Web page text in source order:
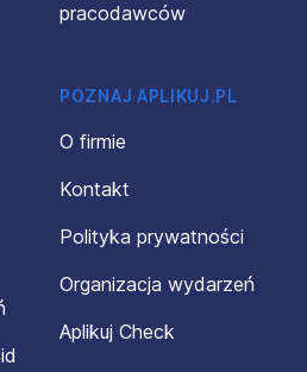
pracodawców
POZNAJ APLIKUJ.PL
O firmie
Kontakt
Polityka prywatności
Organizacja wydarzeń
Aplikuj Check